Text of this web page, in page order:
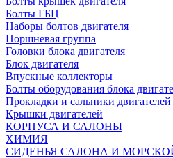
Болты ГБЦ
Наборы болтов двигателя
Поршневая группа
Головки блока двигателя
Блок двигателя
Впускные коллекторы
Болты оборудования блока
Прокладки и сальники двигателей
Крышки двигателей
КОРПУСА И САЛОНЫ
ХИМИЯ
СИДЕНЬЯ САЛОНА И